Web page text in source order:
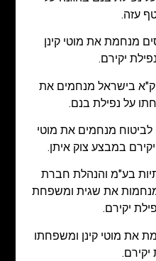
עזה.
מנחמת את מוטי קינן
יקירם.
יק"א בישראל מנחמים את
על נפילת בנם.
לביטוח מנחמים את מוטי
במבצע צוק איתן.
בע"מ והנהלת חברת
את שגית ומשפחת
יקירם.
את מוטי קינן ומשפחתו
יקירם.